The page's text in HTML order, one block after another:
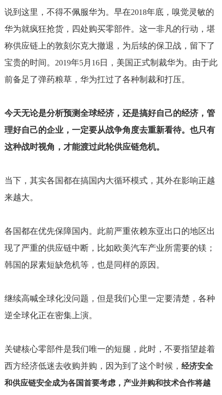
说到这里，不得不佩服华为。早在2018年底，嗅觉灵敏的
华为就疯狂抢货，四处购买零部件。这一非凡的行动，堪
称供应链上的敦刻尔克大撤退，为后续的保卫战，留下了
宝贵的时间。
2019年5月 16日，美国正式制裁华为。由于此
前备足了弹药粮草，华为扛过了各种制裁和打压。
今天无论是分析预测全球经济，还是搞好自己的经济，管
理好自己的企业，一定要从战争角度去重新看待。也只有
这种战时视角，才能渡过此轮供应链危机。
当下，其实各国都在搞国内大循环模式，其外在影响正越
来越大。
各国都在优先保障国内。此前严重依赖东亚出口的地区出
现了严重的供应链中断，比如欧美汽车产业所需要的镁；
韩国的尿素短缺危机等，也是同样的原因。
继续高喊全球化没问题，但是我们心里一定要清楚，各种
逆全球化正在密集上演。
关键核心零部件是我们唯一的短腿，此时，不要指望趁着
西方经济低迷去收购并购，因为到了这个时候， 经济安全
和供应链安全成为各国首要考虑，产业并购和技术合作将越